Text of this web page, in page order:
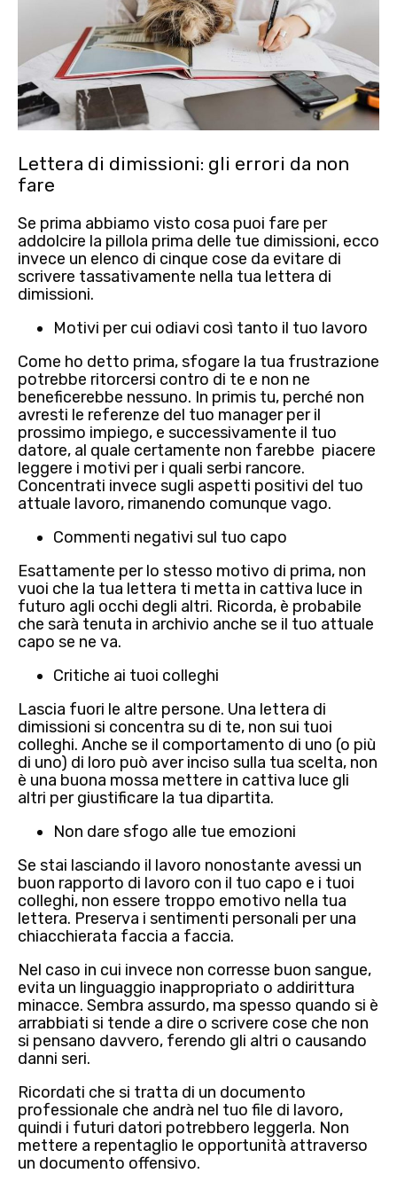
Lettera di dimissioni: gli errori da non
fare
Se prima abbiamo visto cosa puoi fare per
addolcire la pillola prima delle tue dimissioni, ecco
invece un elenco di cinque cose da evitare di
scrivere tassativamente nella tua lettera di
dimissioni.
Motivi per cui odiavi così tanto il tuo lavoro
Come ho detto prima, sfogare la tua frustrazione
potrebbe ritorcersi contro di te e non ne
beneficerebbe nessuno. In primis tu, perché non
avresti le referenze del tuo manager per il
prossimo impiego, e successivamente il tuo
datore, al quale certamente non farebbe piacere
leggere i motivi per i quali serbi rancore.
Concentrati invece sugli aspetti positivi del tuo
attuale lavoro, rimanendo comunque vago.
Commenti negativi sul tuo capo
Esattamente per lo stesso motivo di prima, non
vuoi che la tua lettera ti metta in cattiva luce in
futuro agli occhi degli altri. Ricorda, è probabile
che sarà tenuta in archivio anche se il tuo attuale
capo se ne va.
Critiche ai tuoi colleghi
Lascia fuori le altre persone. Una lettera di
dimissioni si concentra su di te, non sui tuoi
colleghi. Anche se il comportamento di uno (o più
di uno) di loro può aver inciso sulla tua scelta, non
è una buona mossa mettere in cattiva luce gli
altri per giustificare la tua dipartita.
Non dare sfogo alle tue emozioni
Se stai lasciando il lavoro nonostante avessi un
buon rapporto di lavoro con il tuo capo e i tuoi
colleghi, non essere troppo emotivo nella tua
lettera. Preserva i sentimenti personali per una
chiacchierata faccia a faccia.
Nel caso in cui invece non corresse buon sangue,
evita un linguaggio inappropriato o addirittura
minacce. Sembra assurdo, ma spesso quando si è
arrabbiati si tende a dire o scrivere cose che non
si pensano davvero, ferendo gli altri o causando
danni seri.
Ricordati che si tratta di un documento
professionale che andrà nel tuo file di lavoro,
quindi i futuri datori potrebbero leggerla. Non
mettere a repentaglio le opportunità attraverso
un documento offensivo.